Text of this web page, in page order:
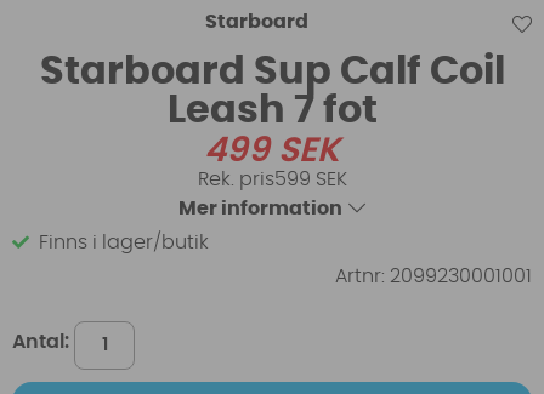
Starboard
Starboard Sup Calf Coil
Leash 7 fot
499SEK
599 SEK
Mer information
Finns i lager/butik
Artnr: 2099230001001
Antal: